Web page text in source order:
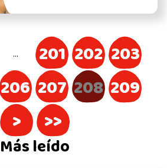
… 201 202 203
206 207 208 209
>
>>
Más leído